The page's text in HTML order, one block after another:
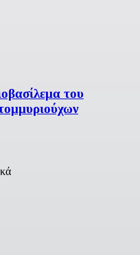
του